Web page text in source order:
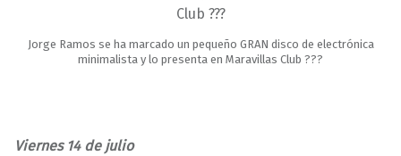
Jorge Ramos se ha marcado un pequeño GRAN disco de electrónica
minimalista y lo presenta en Maravillas Club ???
Viernes 14 de julio